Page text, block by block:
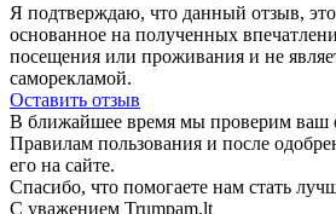
Я подтверждаю, что данный отзыв,
основанное на полученных
посещения или проживания и не
саморекламой.
Оставить отзыв
В ближайшее время мы проверим ваш
Правилам пользования и после
его на сайте.
Спасибо, что помогаете нам стать
С уважением Trumpam.lt